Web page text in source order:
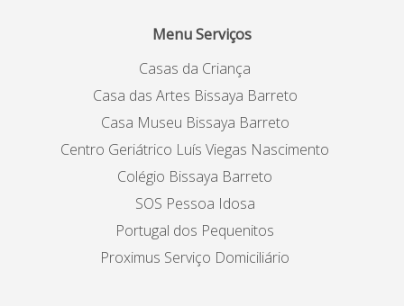
Menu Serviços
Casas da Criança
Casa das Artes Bissaya Barreto
Casa Museu Bissaya Barreto
Centro Geriátrico Luís Viegas Nascimento
Colégio Bissaya Barreto
SOS Pessoa Idosa
Portugal dos Pequenitos
Proximus Serviço Domiciliário